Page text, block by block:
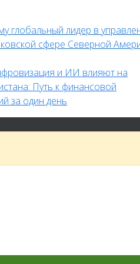
глобальный лидер в
сфере Северной
и ИИ влияют на
Путь к финансовой
за один день